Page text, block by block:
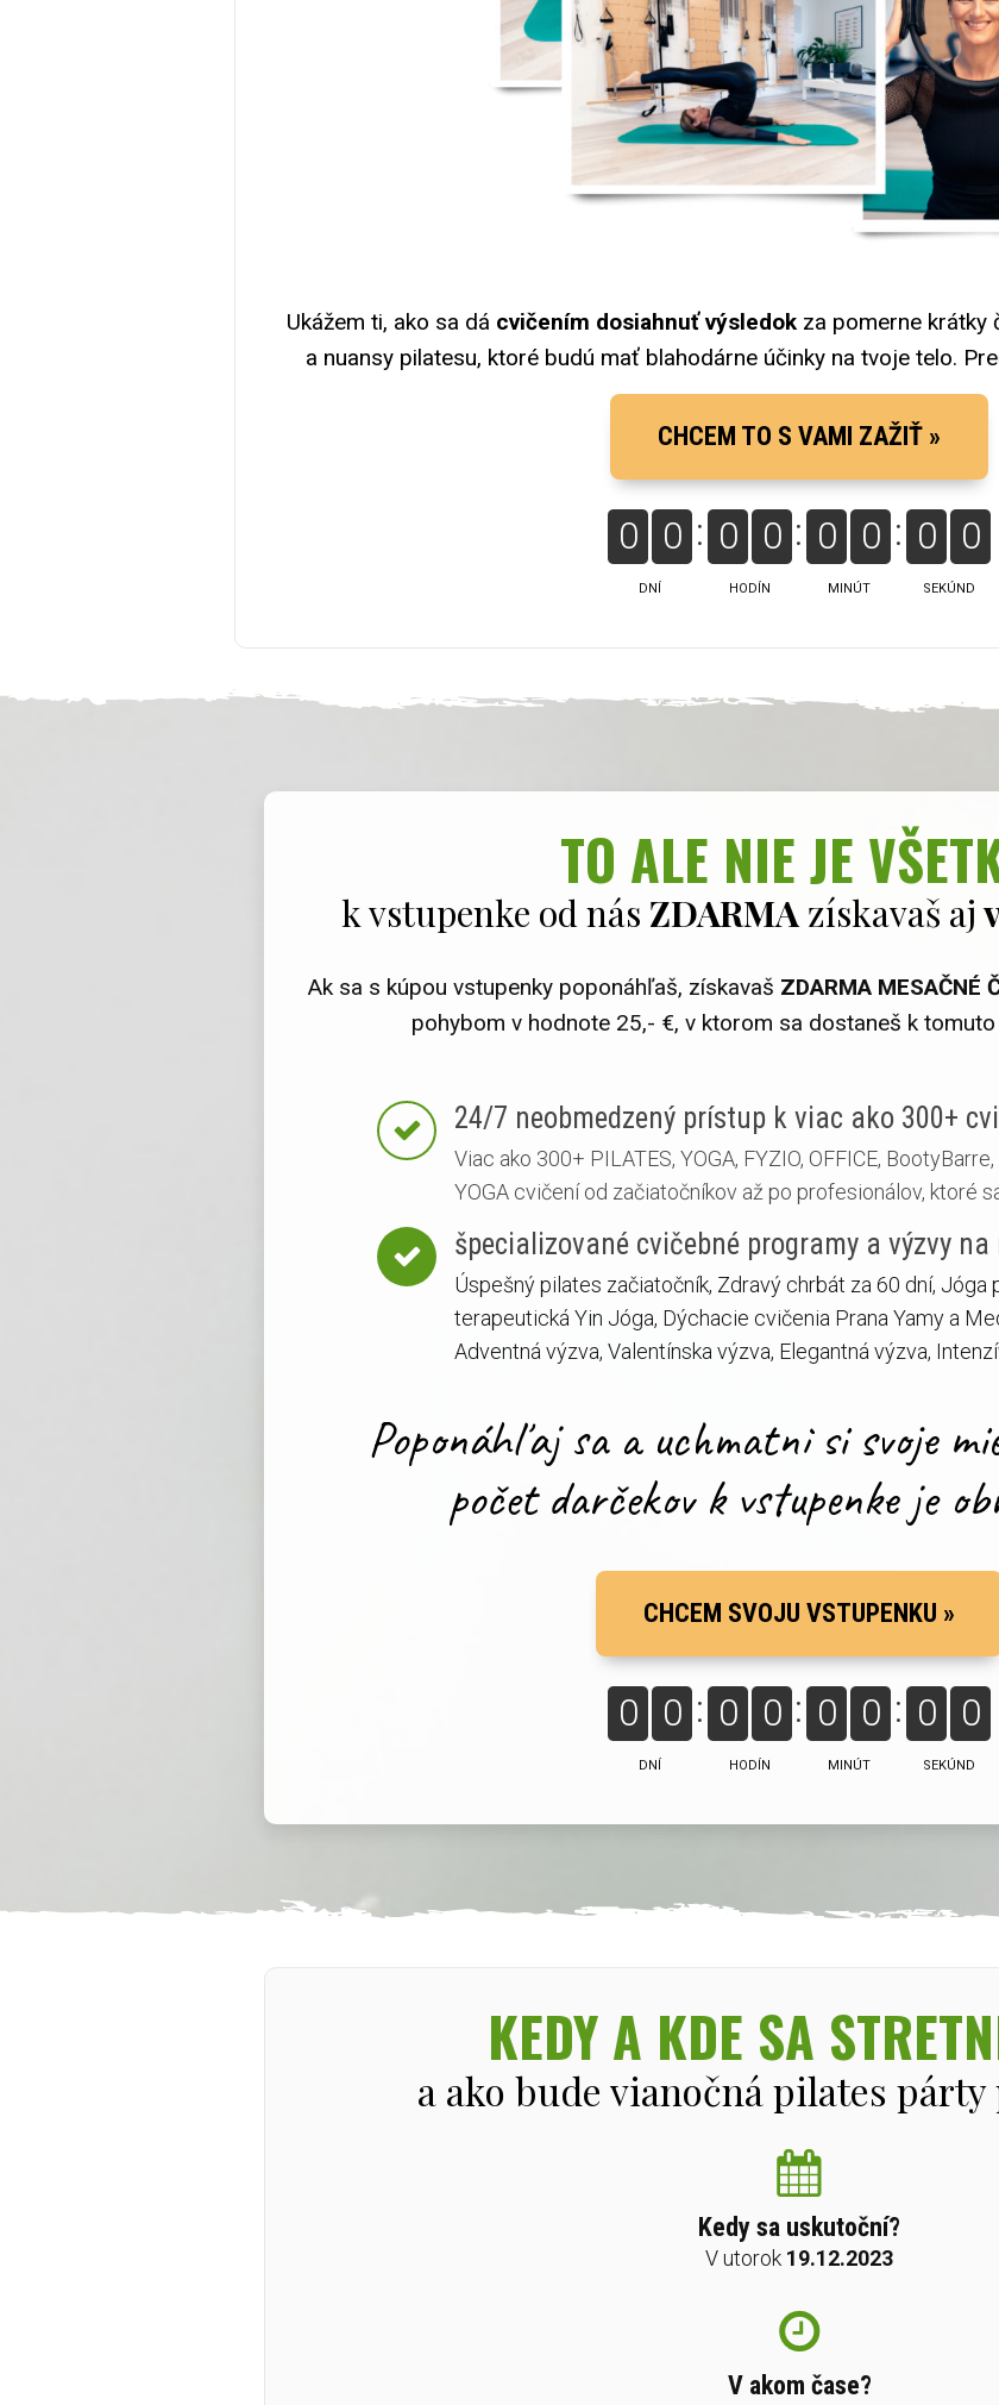
Ukážem ti, ako sa dá cvičením dosiahnuť výsledokza pomerne krátky
a nuansy pilatesu, ktoré budú mať blahodárne účinky na tvoje telo.
CHCEM TO S VAMI ZAŽIŤ »
0 0
DNÍ
0 0
HODÍN
0 0
MINÚT
0 0
SEKÚND
TO ALE NIE JE
k vstupenke od nás ZDARMA získavaš aj
Ak sa s kúpou vstupenky poponáhľaš, získavaš ZDARMA MESAČNÉ
pohybom v hodnote 25,- €, v ktorom sa dostaneš k
24/7 neobmedzený prístup k viac ako 300+
Viac ako 300+ PILATES, YOGA, FYZIO, OFFICE,
YOGA cvičení od začiatočníkov až po profesionálov, ktoré
špecializované cvičebné programy a výzvy na
Úspešný pilates začiatočník, Zdravý chrbát za 60 dní, Jóga
terapeutická Yin Jóga, Dýchacie cvičenia Prana Yamy a
Adventná výzva, Valentínska výzva, Elegantná výzva,
Poponáhľaj sa a uchmatni si svoje
počet darčekov k vstupenke je
CHCEM SVOJU VSTUPENKU »
0 0
DNÍ
0 0
HODÍN
0 0
MINÚT
0 0
SEKÚND
KEDY A KDE SA
a ako bude vianočná pilates
Kedy sa uskutoční?
V utorok 19.12.2023
V akom čase?